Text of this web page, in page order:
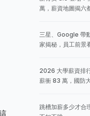
萬，薪資地圖揭六
三星、Google 帶
家揭秘，員工前景
2026 大學薪資排
薪衝 83 萬，國防
跳槽加薪多少才合